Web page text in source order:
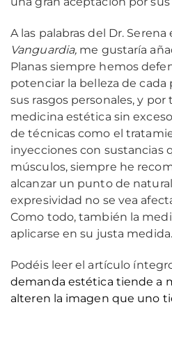
A las palabras del Dr.
Vanguardia, me gustaría
Planas siempre hemos
potenciar la belleza de
sus rasgos personales, y
medicina estética sin
de técnicas como el
inyecciones con sustancias
músculos, siempre he
alcanzar un punto de
expresividad no se vea
Como todo, también la
aplicarse en su justa medida.
Podéis leer el artículo
demanda estética tiende a
alteren la imagen que uno